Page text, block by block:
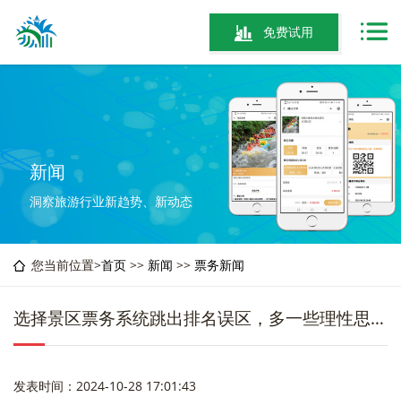
免费试用
新闻
洞察旅游行业新趋势、新动态
您当前位置>首页 >> 新闻 >> 票务新闻
选择景区票务系统跳出排名误区，多一些理性思考！
发表时间：2024-10-28 17:01:43